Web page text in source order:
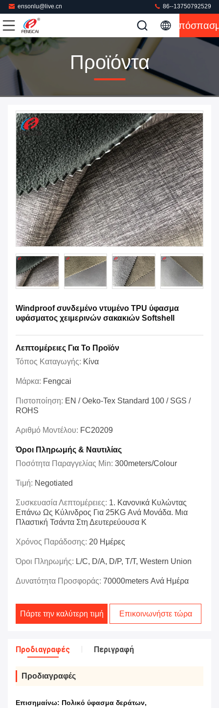
ensonlu@live.cn 86--13750792529
Προϊόντα
Windproof συνδεμένο ντυμένο TPU ύφασμα
υφάσματος χειμερινών σακακιών Softshell
Λεπτομέρειες Για Το Προϊόν
Τόπος Καταγωγής: Κίνα
Μάρκα: Fengcai
Πιστοποίηση: EN / Oeko-Tex Standard 100 / SGS /
ROHS
Αριθμό Μοντέλου: FC20209
Όροι Πληρωμής & Ναυτιλίας
Ποσότητα Παραγγελίας Min: 300meters/colour
Τιμή: Negotiated
Συσκευασία Λεπτομέρειες: 1. Κανονικά Κυλώντας
Επάνω Ως Κύλινδρος Για 25KG Ανά Μονάδα. Μια
Πλαστική Τσάντα Στη Δευτερεύουσα Κ
Χρόνος Παράδοσης: 20 Ημέρες
Όροι Πληρωμής: L/C, D/A, D/P, T/T, Western Union
Δυνατότητα Προσφοράς: 70000meters Ανά Ημέρα
Πάρτε την καλύτερη τιμή Επικοινωνήστε τώρα
Προδιαγραφές Περιγραφή
Προδιαγραφές
Επισημαίνω: Πολικό ύφασμα δεράτων,